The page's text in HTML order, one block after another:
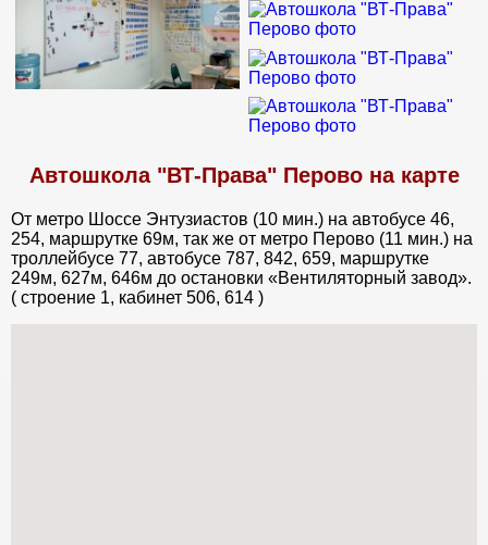
Автошкола "ВТ-Права" Перово на карте
От метро Шоссе Энтузиастов (10 мин.) на автобусе 46,
254, маршрутке 69м, так же от метро Перово (11 мин.) на
троллейбусе 77, автобусе 787, 842, 659, маршрутке
249м, 627м, 646м до остановки «Вентиляторный завод».
( строение 1, кабинет 506, 614 )